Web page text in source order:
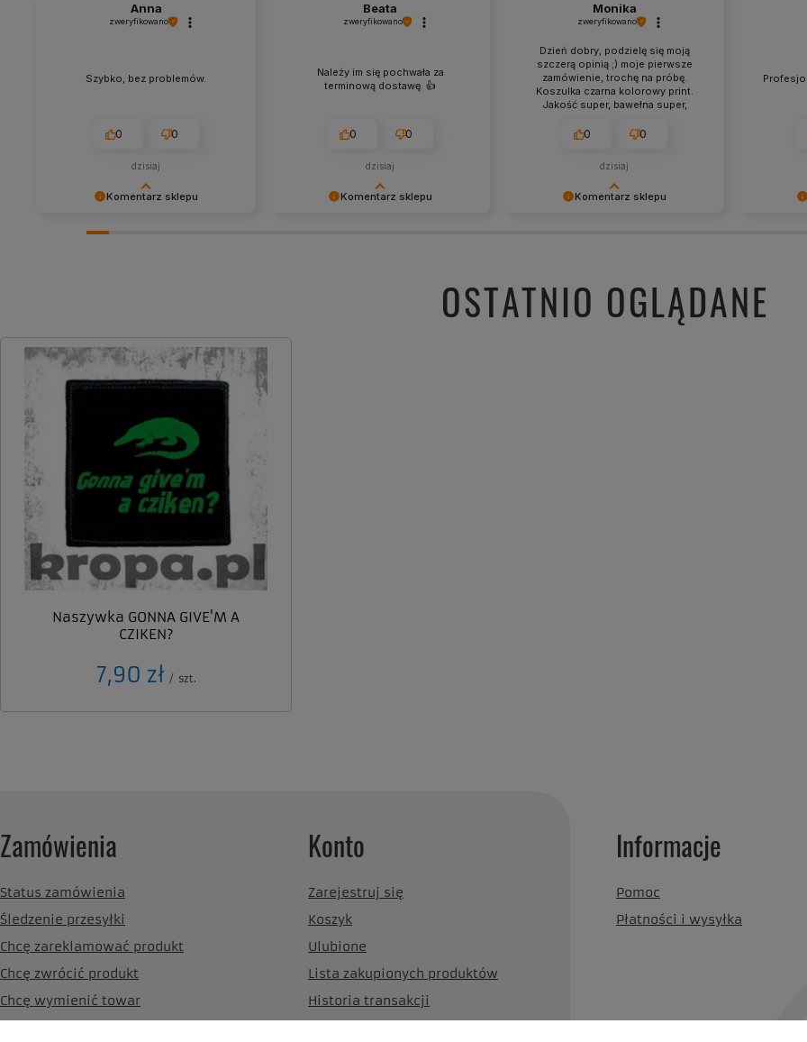
Komentarz sklepu
Anna
zweryfikowano
Szybko, bez problemów.
0 0
dzisiaj
Komentarz sklepu
nami Twoimi doświadczeniami. Do
Beata
zweryfikowano
Należy im się pochwała za
terminową dostawę. 👍️
0 0
dzisiaj
Komentarz sklepu
wysiłki - dziękujemy raz jeszcze i
mamy nadzieję - do szybkiego
Monika
zweryfikowano
Dzień dobry, podzielę się moją
szczerą opinią ;) moje pierwsze
zamówienie, trochę na próbę.
Koszulka czarna kolorowy print.
Jakość super, bawełna super,
wymiarowo super, optycznie
Zamówienie przyszło szybciej niż
zapowiedź co chyba pierwszy raz
mi się zdarzyło 💪 chętnie
0 0
dzisiaj
świetnym
jeszcze!
OSTATNIO OGLĄDANE
Naszywka GONNA GIVE'M A
CZIKEN?
7,90 zł / szt.
Zamówienia
Status zamówienia
Śledzenie przesyłki
Chcę zareklamować produkt
Chcę zwrócić produkt
Chcę wymienić towar
Konto
Zarejestruj się
Koszyk
Ulubione
Lista zakupionych produktów
Historia transakcji
Informacje
Pomoc
Płatności i wysyłka